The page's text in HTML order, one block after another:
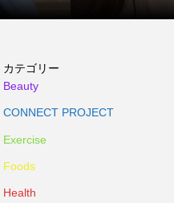
カテゴリー
Beauty
CONNECT PROJECT
Exercise
Foods
Health